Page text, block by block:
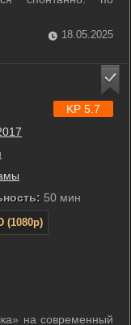
которая
похожего на него, к
к ...
18.05.2025
50 мин
(1080p)
KP 5.7
на современный